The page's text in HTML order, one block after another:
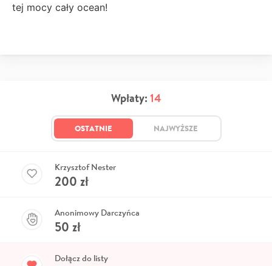
tej mocy cały ocean!
Wpłaty: 14
OSTATNIE NAJWYŻSZE
Krzysztof Nester
200 zł
Anonimowy Darczyńca
50 zł
Dołącz do listy